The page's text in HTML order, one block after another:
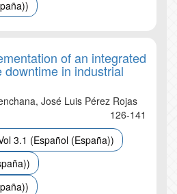
of an integrated
in industrial
José Luis Pérez Rojas
126-141
3.1 (Español (España))